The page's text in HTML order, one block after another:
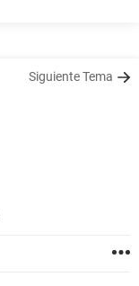
Siguiente Tema